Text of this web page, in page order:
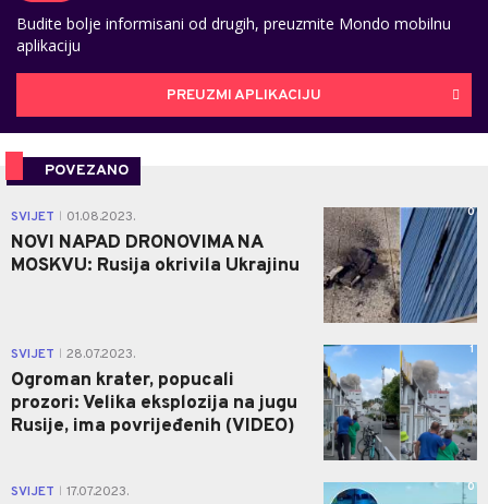
Budite bolje informisani od drugih, preuzmite Mondo mobilnu
aplikaciju
PREUZMI APLIKACIJU
POVEZANO
SVIJET 01.08.2023.
NOVI NAPAD DRONOVIMA NA
MOSKVU: Rusija okrivila Ukrajinu
0
SVIJET 28.07.2023.
Ogroman krater, popucali
prozori: Velika eksplozija na jugu
Rusije, ima povrijeđenih (VIDEO)
1
SVIJET 17.07.2023. 0